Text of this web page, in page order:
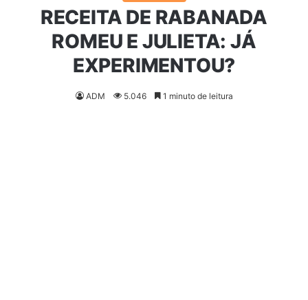
RECEITA DE RABANADA
ROMEU E JULIETA: JÁ
EXPERIMENTOU?
ADM 5.046 1 minuto de leitura